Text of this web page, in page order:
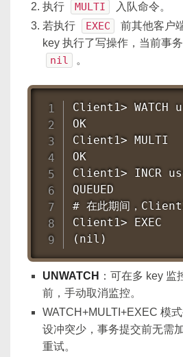
执行
MULTI
入队命令。
若执行
EXEC
前其他客户
key 执行了写操作，当前事
nil 。
Client1> WATCH
OK
Client1> MULTI
OK
Client1> INCR
QUEUED
# 在此期间，
Client1> EXEC
(nil)             #
UNWATCH ：可在多 key 监
前，手动取消监控。
WATCH+MULTI+EXEC 模
设冲突少，事务提交前无需
重试。